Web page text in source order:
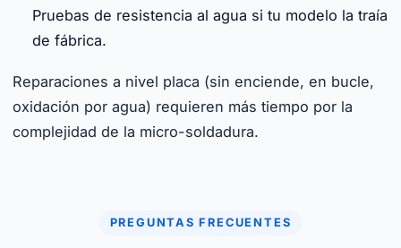
Pruebas de resistencia al agua si tu modelo la traía
de fábrica.
Reparaciones a nivel placa (sin enciende, en bucle,
oxidación por agua) requieren más tiempo por la
complejidad de la micro-soldadura.
PREGUNTAS FRECUENTES